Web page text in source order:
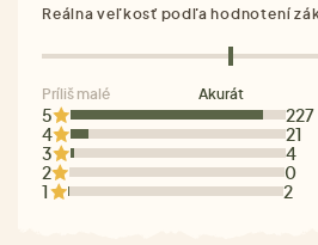
5
227
4
21
3
4
2
0
1
2
Reálna veľkosť podľa hodnotení
Príliš malé Akurát